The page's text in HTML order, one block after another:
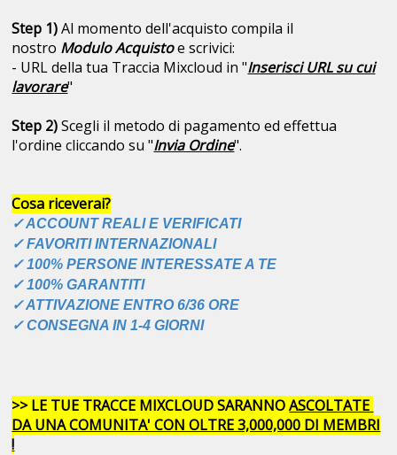
Step 1)Al momento dell'acquisto compila il
nostro Modulo Acquistoe scrivici:
- URL della tua Traccia Mixcloud in "Inserisci URL su cui
lavorare"
Step 2)Scegli il metodo di pagamento ed effettua
l'ordine cliccando su "Invia Ordine".
Cosa riceverai?
✓ ACCOUNT REALI E VERIFICATI
✓ FAVORITI INTERNAZIONALI
✓ 100% PERSONE INTERESSATE A TE
✓ 100% GARANTITI
✓ ATTIVAZIONE ENTRO 6/36 ORE
✓ CONSEGNA IN 1-4 GIORNI
>> LE TUE TRACCE MIXCLOUD SARANNOASCOLTATE
DA UNA COMUNITA' CON OLTRE 3,000,000 DI MEMBRI
!